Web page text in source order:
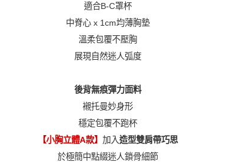
適合B-C罩杯
中脊心 x 1cm均薄胸墊
溫柔包覆不壓胸
展現自然迷人弧度
後背無痕彈力面料
襯托曼妙身形
穩定包覆不跑杯
【小胸立體A款】 加入造型雙肩帶巧思
於極簡中點綴迷人鎖骨細節